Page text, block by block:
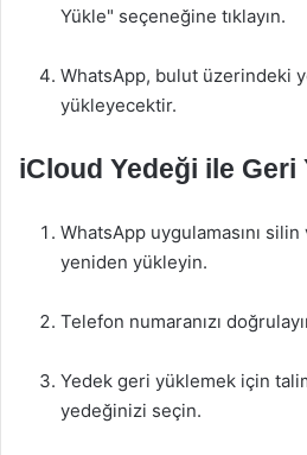
Yükle" seçeneğine tıklayın.
WhatsApp, bulut üzerindeki
yükleyecektir.
iCloud Yedeği ile Geri
WhatsApp uygulamasını silin
yeniden yükleyin.
Telefon numaranızı
Yedek geri yüklemek için
yedeğinizi seçin.